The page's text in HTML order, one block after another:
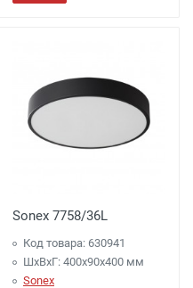
Sonex 7758/36L
Код товара: 630941
ШхВхГ: 400x90x400 мм
Sonex